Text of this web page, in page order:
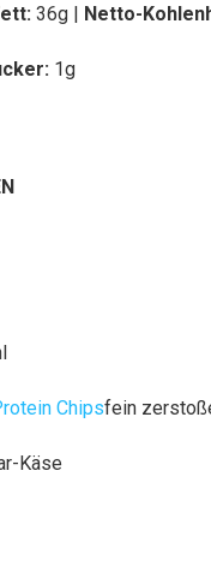
36g | Netto-
1g
Chipsfein
Käse